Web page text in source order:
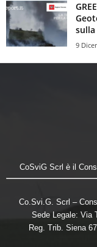
9
CoSviG Scrl è il
Co.Svi.G. Scrl –
Sede Legale: Via
Reg. Trib. Siena